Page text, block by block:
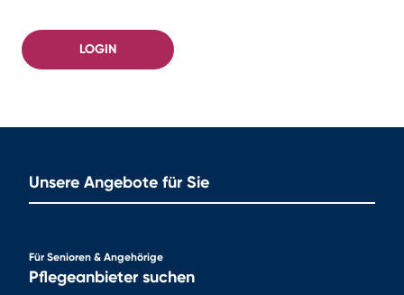
LOGIN
Unsere Angebote für Sie
Für Senioren & Angehörige
Pflegeanbieter suchen